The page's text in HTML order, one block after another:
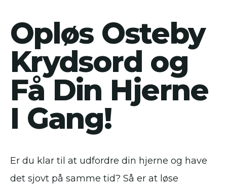
Opløs Osteby
Krydsord og
Få Din Hjerne
I Gang!
Er du klar til at udfordre din hjerne og have
det sjovt på samme tid? Så er at løse